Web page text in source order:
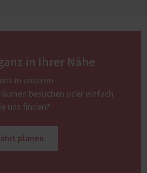
in Ihrer Nähe
in unseren
besuchen oder einfach
uns finden?
planen